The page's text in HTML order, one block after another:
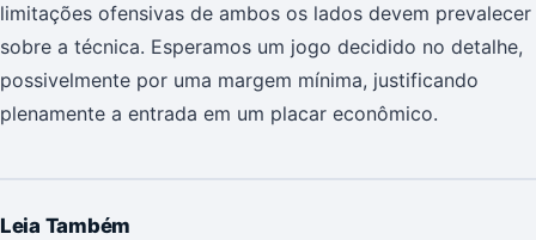
limitações ofensivas de ambos os lados devem prevalecer
sobre a técnica. Esperamos um jogo decidido no detalhe,
possivelmente por uma margem mínima, justificando
plenamente a entrada em um placar econômico.
Leia Também